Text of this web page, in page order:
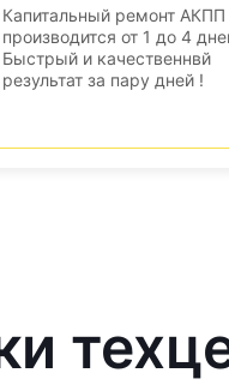
Капитальный ремонт АКПП
производится от 1 до 4
Быстрый и качественнвй
результат за пару дней !